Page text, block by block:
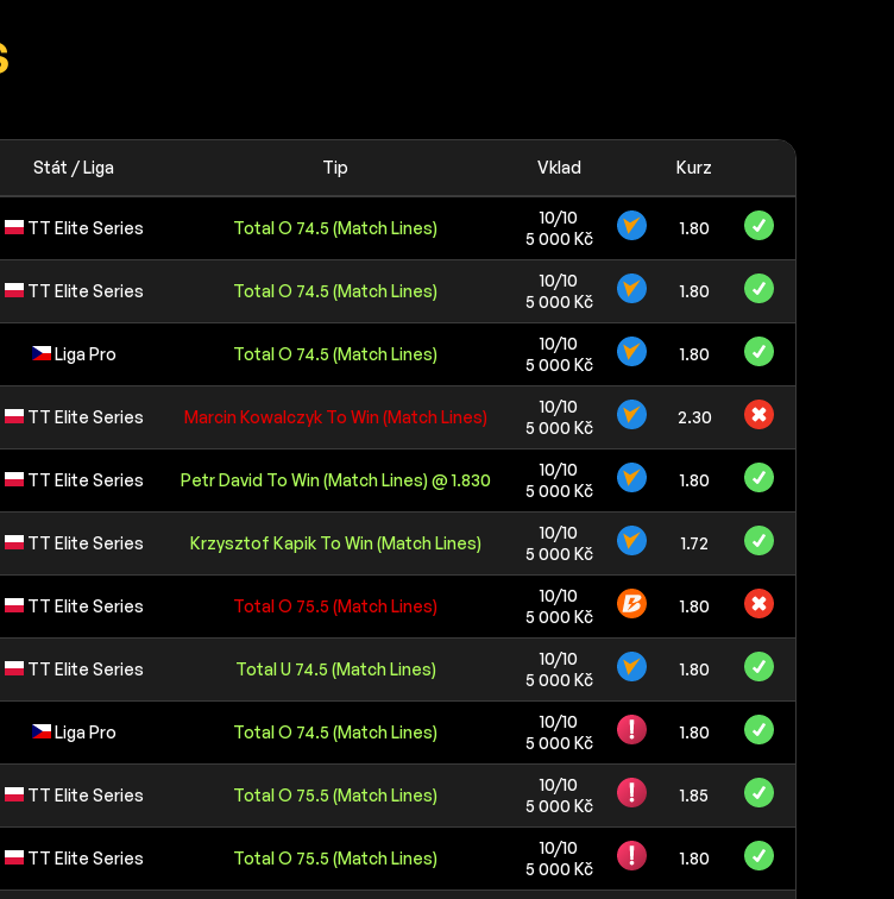
Stát / Liga Tip Vklad Kurz
TT Elite Series Total O 74.5 (Match Lines)
10/10
5 000 Kč
1.80
TT Elite Series Total O 74.5 (Match Lines)
10/10
5 000 Kč
1.80
Liga Pro Total O 74.5 (Match Lines)
10/10
5 000 Kč
1.80
TT Elite Series Marcin Kowalczyk To Win (Match Lines)
10/10
5 000 Kč
2.30
TT Elite Series Petr David To Win (Match Lines) @ 1.830
10/10
5 000 Kč
1.80
TT Elite Series Krzysztof Kapik To Win (Match Lines)
10/10
5 000 Kč
1.72
TT Elite Series Total O 75.5 (Match Lines)
10/10
5 000 Kč
1.80
TT Elite Series Total U 74.5 (Match Lines)
10/10
5 000 Kč
1.80
Liga Pro Total O 74.5 (Match Lines)
10/10
5 000 Kč
1.80
TT Elite Series Total O 75.5 (Match Lines)
10/10
5 000 Kč
1.85
TT Elite Series Total O 75.5 (Match Lines)
10/10
5 000 Kč
1.80